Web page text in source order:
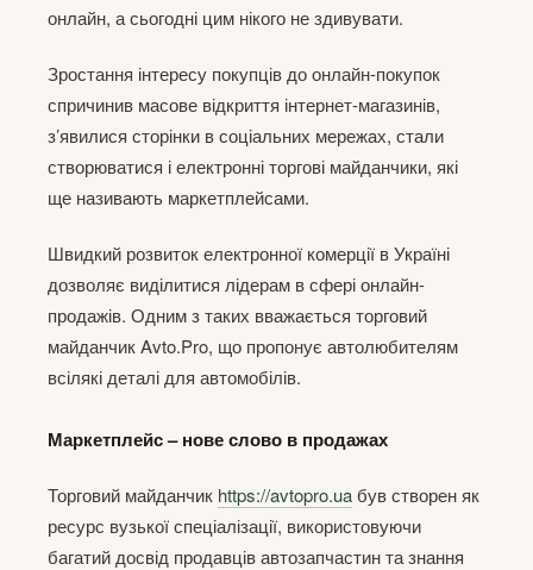
онлайн, а сьогодні цим нікого не здивувати.
Зростання інтересу покупців до онлайн-покупок
спричинив масове відкриття інтернет-магазинів,
з’явилися сторінки в соціальних мережах, стали
створюватися і електронні торгові майданчики, які
ще називають маркетплейсами.
Швидкий розвиток електронної комерції в Україні
дозволяє виділитися лідерам в сфері онлайн-
продажів. Одним з таких вважається торговий
майданчик Avto.Pro, що пропонує автолюбителям
всілякі деталі для автомобілів.
Маркетплейс – нове слово в продажах
Торговий майданчик https://avtopro.ua був створен як
ресурс вузької спеціалізації, використовуючи
багатий досвід продавців автозапчастин та знання